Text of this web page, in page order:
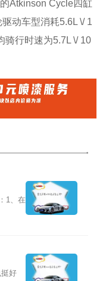
Atkinson Cycle四缸
动车型消耗5.6L \/ 1
骑行时速为5.7L \/ 10
1、在
好